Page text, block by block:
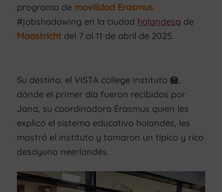
programa de movilidad Erasmus
#jobshadowing en la ciudad holandesa de
Maastrichtdel 7 al 11 de abril de 2025.
Su destino: el VISTA college instituto 🏫,
dónde el primer día fueron recibidos por
Jana, su coordinadora Erasmus quien les
explicó el sistema educativo holandés, les
mostró el instituto y tomaron un típico y rico
desayuno neerlandés.